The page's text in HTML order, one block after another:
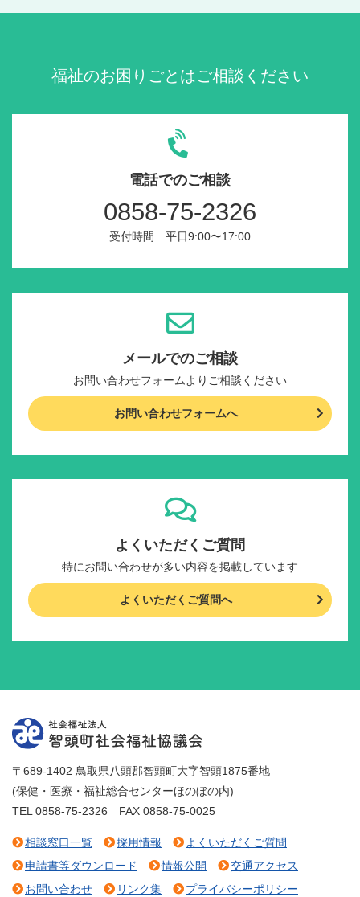
福祉のお困りごとはご相談ください
電話でのご相談
0858-75-2326
受付時間 平日9:00〜17:00
メールでのご相談
お問い合わせフォームよりご相談ください
お問い合わせフォームへ
よくいただくご質問
特にお問い合わせが多い内容を掲載しています
よくいただくご質問へ
〒689-1402 鳥取県八頭郡智頭町大字智頭1875番地
(保健・医療・福祉総合センターほのぼの内)
TEL 0858-75-2326 FAX 0858-75-0025
相談窓口一覧 採用情報
よくいただくご質問
申請書等ダウンロード
情報公開
交通アクセス
お問い合わせ
リンク集 プライバシーポリシー